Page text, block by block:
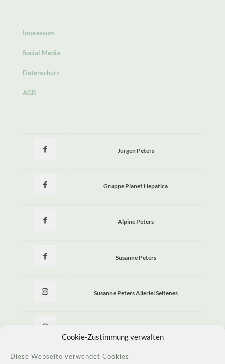
Cookie-Zustimmung verwalten
Diese Webseite verwendet Cookies
Impressum
Social Media
Datenschutz
AGB
Jürgen Peters
Gruppe Planet Hepatica
Alpine Peters
Susanne Peters
Susanne Peters Allerlei Seltenes